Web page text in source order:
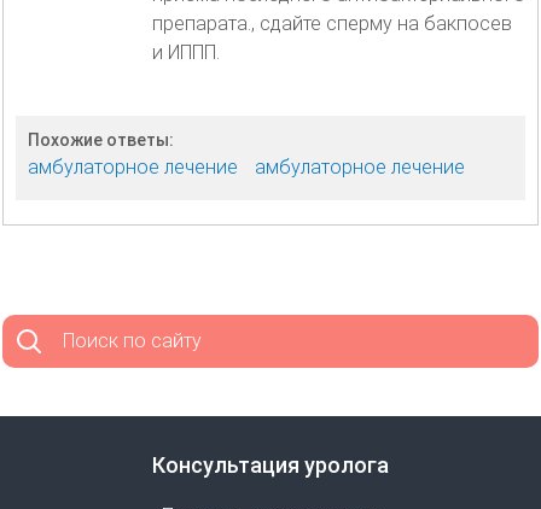
препарата., сдайте сперму на бакпосев
и ИППП.
Похожие ответы:
амбулаторное лечение амбулаторное лечение
Поиск по сайту
Консультация уролога